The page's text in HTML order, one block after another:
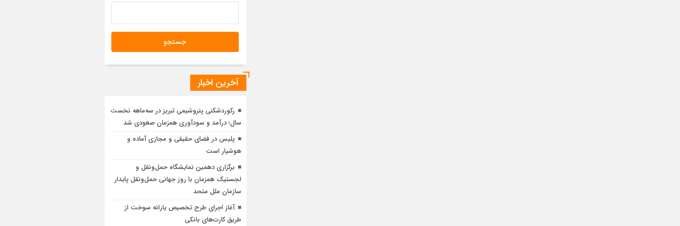
آخرین اخبار
رکوردشکنی پتروشیمی تبریز در سه‌ماهه نخست
سال؛ درآمد و سودآوری همزمان صعودی شد
پلیس در فضای حقیقی و مجازی آماده و
هوشیار است
برگزاری دهمین نمایشگاه حمل‌ونقل و
لجستیک همزمان با روز جهانی حمل‌ونقل پایدار
سازمان ملل متحد
آغاز اجرای طرح تخصیص یارانه سوخت از
طریق کارت‌های بانکی